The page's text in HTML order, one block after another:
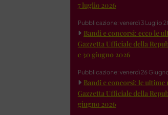
7 luglio 2026
Pubblicazione: venerdì 3 Luglio
Bandi e concorsi: ecco le
Gazzetta Ufficiale della
e 30 giugno 2026
Pubblicazione: venerdì 26
Bandi e concorsi: le ultime
Gazzetta Ufficiale della
giugno 2026